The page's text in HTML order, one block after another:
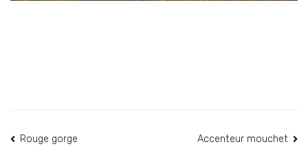
Navigation
Rouge gorge Accenteur mouchet